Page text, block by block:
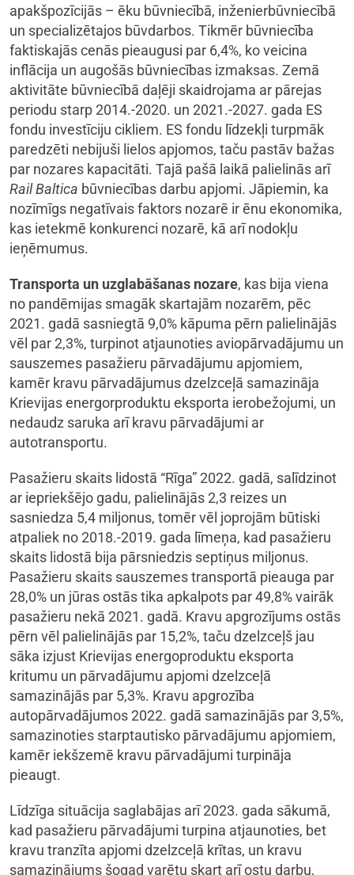
apakšpozīcijās – ēku būvniecībā, inženierbūvniecībā
un specializētajos būvdarbos. Tikmēr būvniecība
faktiskajās cenās pieaugusi par 6,4%, ko veicina
inflācija un augošās būvniecības izmaksas. Zemā
aktivitāte būvniecībā daļēji skaidrojama ar pārejas
periodu starp 2014.-2020. un 2021.-2027. gada ES
fondu investīciju cikliem. ES fondu līdzekļi turpmāk
paredzēti nebijuši lielos apjomos, taču pastāv bažas
par nozares kapacitāti. Tajā pašā laikā palielinās arī
Rail Baltica būvniecības darbu apjomi. Jāpiemin, ka
nozīmīgs negatīvais faktors nozarē ir ēnu ekonomika,
kas ietekmē konkurenci nozarē, kā arī nodokļu
ieņēmumus.
Transporta un uzglabāšanas nozare, kas bija viena
no pandēmijas smagāk skartajām nozarēm, pēc
2021. gadā sasniegtā 9,0% kāpuma pērn palielinājās
vēl par 2,3%, turpinot atjaunoties aviopārvadājumu un
sauszemes pasažieru pārvadājumu apjomiem,
kamēr kravu pārvadājumus dzelzceļā samazināja
Krievijas energorproduktu eksporta ierobežojumi, un
nedaudz saruka arī kravu pārvadājumi ar
autotransportu.
Pasažieru skaits lidostā “Rīga” 2022. gadā, salīdzinot
ar iepriekšējo gadu, palielinājās 2,3 reizes un
sasniedza 5,4 miljonus, tomēr vēl joprojām būtiski
atpaliek no 2018.-2019. gada līmeņa, kad pasažieru
skaits lidostā bija pārsniedzis septiņus miljonus.
Pasažieru skaits sauszemes transportā pieauga par
28,0% un jūras ostās tika apkalpots par 49,8% vairāk
pasažieru nekā 2021. gadā. Kravu apgrozījums ostās
pērn vēl palielinājās par 15,2%, taču dzelzceļš jau
sāka izjust Krievijas energoproduktu eksporta
kritumu un pārvadājumu apjomi dzelzceļā
samazinājās par 5,3%. Kravu apgrozība
autopārvadājumos 2022. gadā samazinājās par 3,5%,
samazinoties starptautisko pārvadājumu apjomiem,
kamēr iekšzemē kravu pārvadājumi turpināja
pieaugt.
Līdzīga situācija saglabājas arī 2023. gada sākumā,
kad pasažieru pārvadājumi turpina atjaunoties, bet
kravu tranzīta apjomi dzelzceļā krītas, un kravu
samazinājums šogad varētu skart arī ostu darbu,